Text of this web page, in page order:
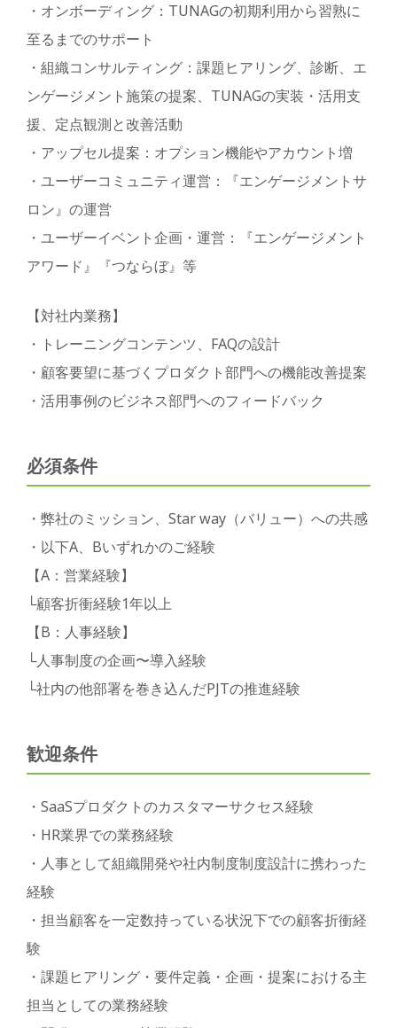
・オンボーディング：TUNAGの初期利用から習熟に
至るまでのサポート
・組織コンサルティング：課題ヒアリング、診断、エ
ンゲージメント施策の提案、TUNAGの実装・活用支
援、定点観測と改善活動
・アップセル提案：オプション機能やアカウント増
・ユーザーコミュニティ運営：『エンゲージメントサ
ロン』の運営
・ユーザーイベント企画・運営：『エンゲージメント
アワード』『つならぼ』等
【対社内業務】
・トレーニングコンテンツ、FAQの設計
・顧客要望に基づくプロダクト部門への機能改善提案
・活用事例のビジネス部門へのフィードバック
必須条件
・弊社のミッション、Star way（バリュー）への共感
・以下A、Bいずれかのご経験
【A：営業経験】
└顧客折衝経験1年以上
【B：人事経験】
└人事制度の企画〜導入経験
└社内の他部署を巻き込んだPJTの推進経験
歓迎条件
・SaaSプロダクトのカスタマーサクセス経験
・HR業界での業務経験
・人事として組織開発や社内制度制度設計に携わった
経験
・担当顧客を一定数持っている状況下での顧客折衝経
験
・課題ヒアリング・要件定義・企画・提案における主
担当としての業務経験